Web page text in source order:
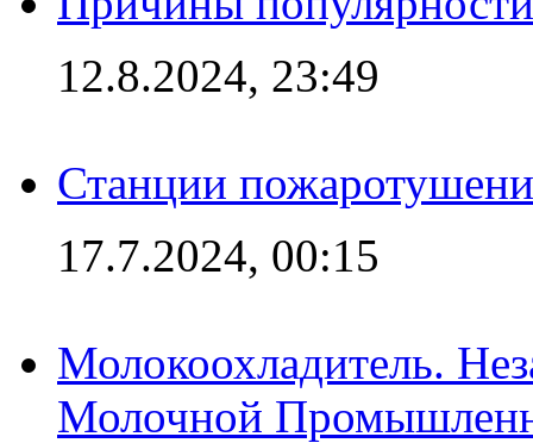
12.8.2024, 23:49
Станции
17.7.2024, 00:15
Молокоохладитель.
Молочной